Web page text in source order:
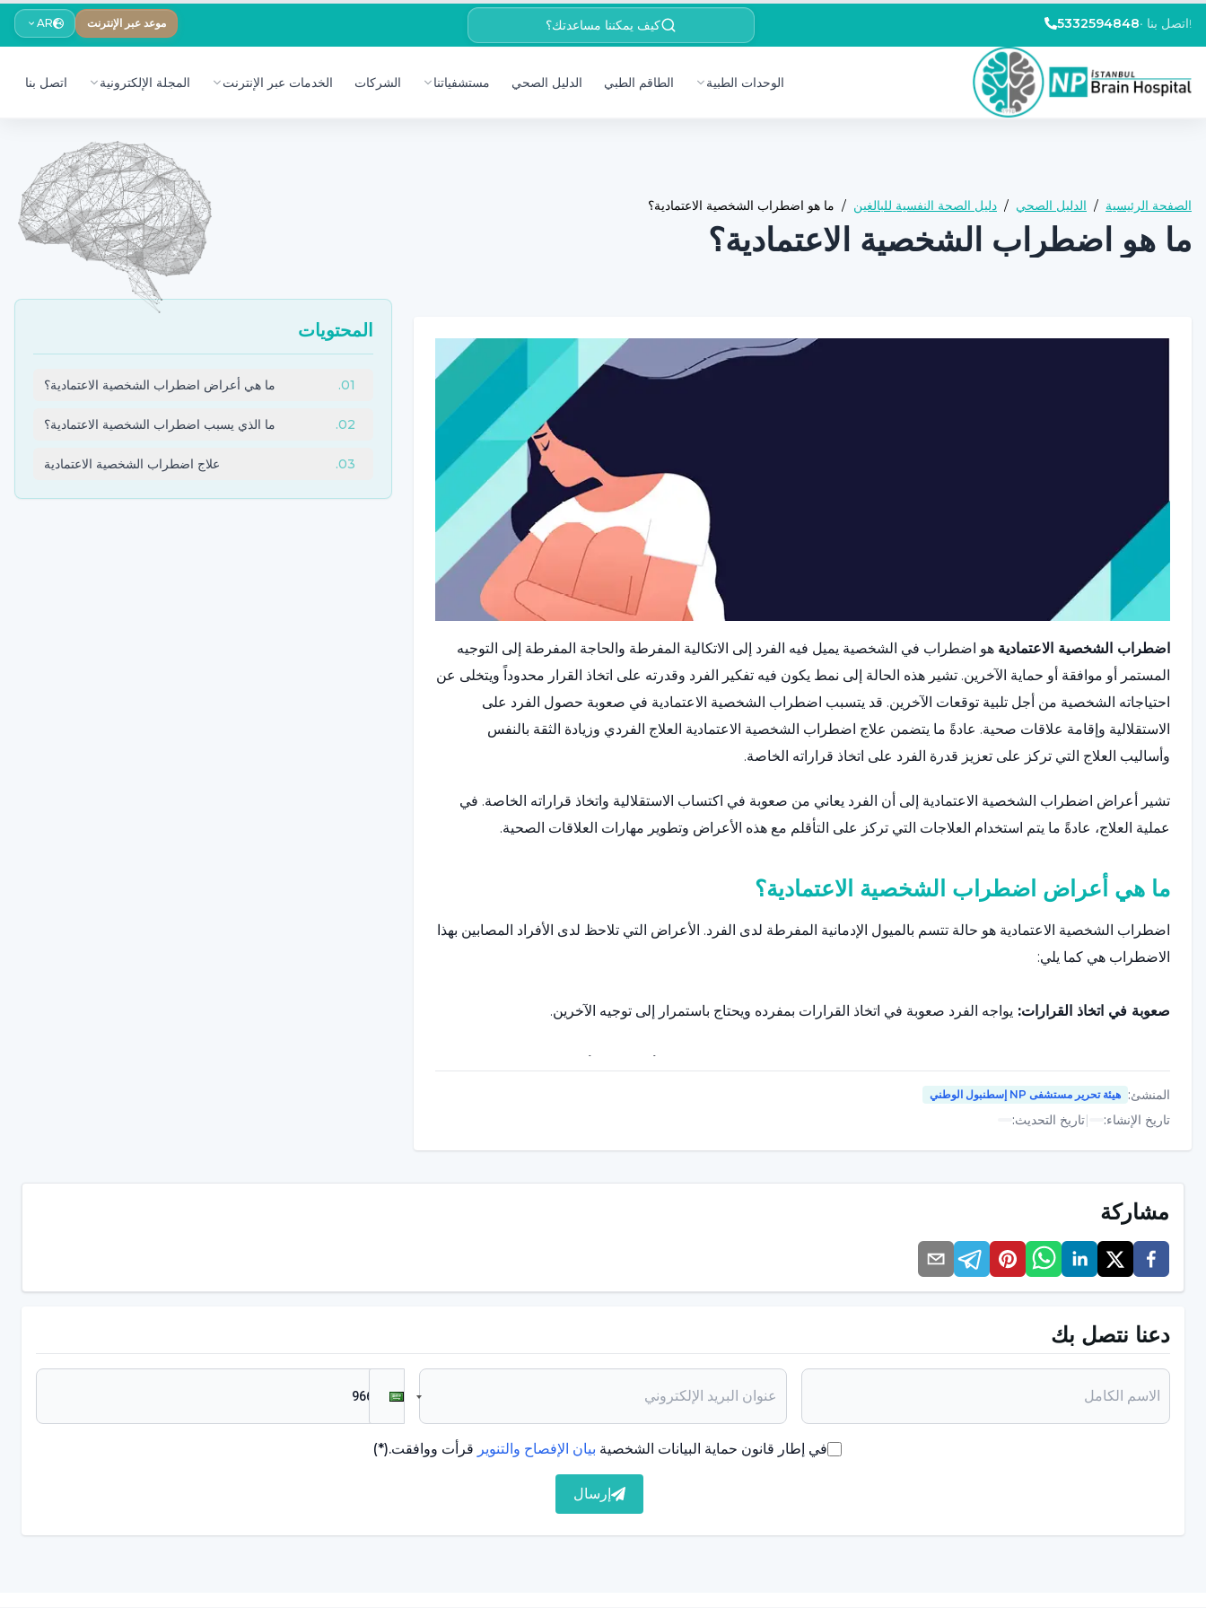
5332594848• اتصل بنا! كيف يمكننا مساعدتك؟ موعد عبر الإنترنت AR
الوحدات الطبية الطاقم الطبي الدليل الصحي مستشفياتنا الشركات الخدمات عبر الإنترنت المجلة الإلكترونية اتصل بنا
الصفحة الرئيسية / الدليل الصحي / دليل الصحة النفسية للبالغين / ما هو اضطراب الشخصية الاعتمادية؟
ما هو اضطراب الشخصية الاعتمادية؟
اضطراب الشخصية الاعتمادية هو اضطراب في الشخصية يميل فيه الفرد إلى الاتكالية المفرطة والحاجة المفرطة إلى التوجيه
المستمر أو موافقة أو حماية الآخرين. تشير هذه الحالة إلى نمط يكون فيه تفكير الفرد وقدرته على اتخاذ القرار محدوداً ويتخلى عن
احتياجاته الشخصية من أجل تلبية توقعات الآخرين. قد يتسبب اضطراب الشخصية الاعتمادية في صعوبة حصول الفرد على
الاستقلالية وإقامة علاقات صحية. عادةً ما يتضمن علاج اضطراب الشخصية الاعتمادية العلاج الفردي وزيادة الثقة بالنفس
وأساليب العلاج التي تركز على تعزيز قدرة الفرد على اتخاذ قراراته الخاصة.
تشير أعراض اضطراب الشخصية الاعتمادية إلى أن الفرد يعاني من صعوبة في اكتساب الاستقلالية واتخاذ قراراته الخاصة. في
عملية العلاج، عادةً ما يتم استخدام العلاجات التي تركز على التأقلم مع هذه الأعراض وتطوير مهارات العلاقات الصحية.
ما هي أعراض اضطراب الشخصية الاعتمادية؟
اضطراب الشخصية الاعتمادية هو حالة تتسم بالميول الإدمانية المفرطة لدى الفرد. الأعراض التي تلاحظ لدى الأفراد المصابين بهذا
الاضطراب هي كما يلي:
صعوبة في اتخاذ القرارات: يواجه الفرد صعوبة في اتخاذ القرارات بمفرده ويحتاج باستمرار إلى توجيه الآخرين.
الخجل والقلق:يظهر علامات الخجل والقلق في العلاقات الاجتماعية، وغالبًا ما يتردد في التفاعل مع الآخرين.
الخوف من الانفصال:
فرط الحساسية للنقد:يميل إلى قول نعم على مضض لتجنب التعرض للنقد.
ما الذي يسبب اضطراب الشخصية الاعتمادية؟
يمكن أن يؤدي النشأة في بيئة مفرطة في الحماية خلال مرحلة الطفولة إلى تحفيز سمات
المنشئ: هيئة تحرير مستشفى NP إسطنبول الوطني
تاريخ الإنشاء:
|تاريخ التحديث:
المحتويات
01
. ما هي أعراض اضطراب الشخصية الاعتمادية؟
02
. ما الذي يسبب اضطراب الشخصية الاعتمادية؟
03
. علاج اضطراب الشخصية الاعتمادية
مشاركة
دعنا نتصل بك
في إطار قانون حماية البيانات الشخصية بيان الإفصاح والتنوير قرأت ووافقت.(*)
إرسال